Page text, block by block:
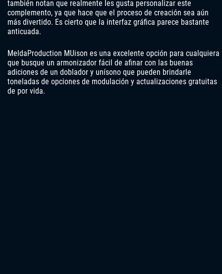
también notan que realmente les gusta personalizar este
complemento, ya que hace que el proceso de creación sea aún
más divertido. Es cierto que la interfaz gráfica parece bastante
anticuada.
MeldaProduction MUison es una excelente opción para cualquiera
que busque un armonizador fácil de afinar con las buenas
adiciones de un doblador y unísono que pueden brindarle
toneladas de opciones de modulación y actualizaciones gratuitas
de por vida.